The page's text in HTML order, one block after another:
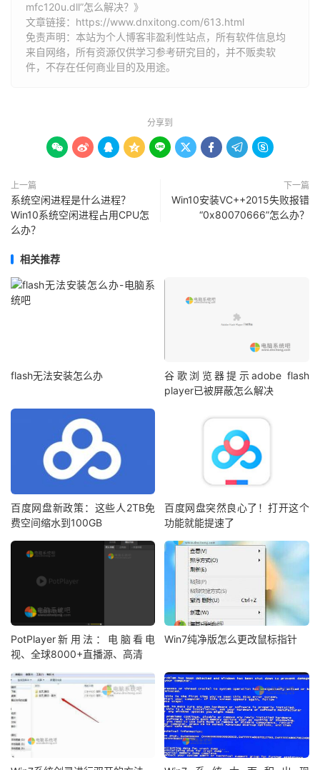
mfc120u.dll”怎么解决？》
文章链接： https://www.dnxitong.com/613.html
免责声明：本站为个人博客非盈利性站点，所有软件信息均
来自网络，所有资源仅供学习参考研究目的，并不贩卖软
件，不存在任何商业目的及用途。
分享到
        
上一篇
系统空闲进程是什么进程？
Win10系统空闲进程占用CPU怎
么办？
下一篇
Win10安装VC++2015失败报错
“0x80070666”怎么办？
相关推荐
flash无法安装怎么办
谷歌浏览器提示adobe flash
player已被屏蔽怎么解决
百度网盘新政策：这些人2TB免
费空间缩水到100GB
百度网盘突然良心了！打开这个
功能就能提速了
PotPlayer新用法：电脑看电
视、全球8000+直播源、高清
Win7纯净版怎么更改鼠标指针